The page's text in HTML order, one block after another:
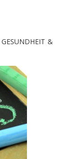
GESUNDHEIT &